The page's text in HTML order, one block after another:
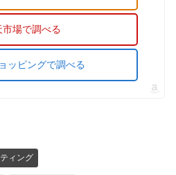
市場で調べる
ッピングで調べる
ィング